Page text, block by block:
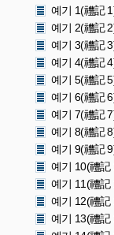
예기 1(禮記
예기 2(禮記
예기 3(禮記
예기 4(禮記
예기 5(禮記
예기 6(禮記
예기 7(禮記
예기 8(禮記
예기 9(禮記
예기 10(禮記
예기 11(禮記
예기 12(禮記
예기 13(禮記